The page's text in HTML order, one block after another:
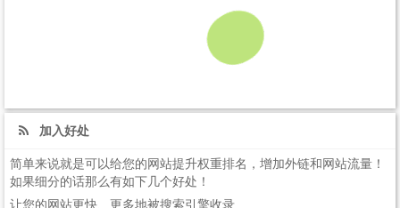
加入好处
简单来说就是可以给您的网站提升权重排名，增加外链和网站流量！
如果细分的话那么有如下几个好处！
让您的网站更快、更多地被搜索引擎收录